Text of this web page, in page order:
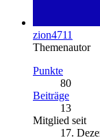
zion4711
Themenautor
Punkte
80
Beiträge
13
Mitglied seit
17.